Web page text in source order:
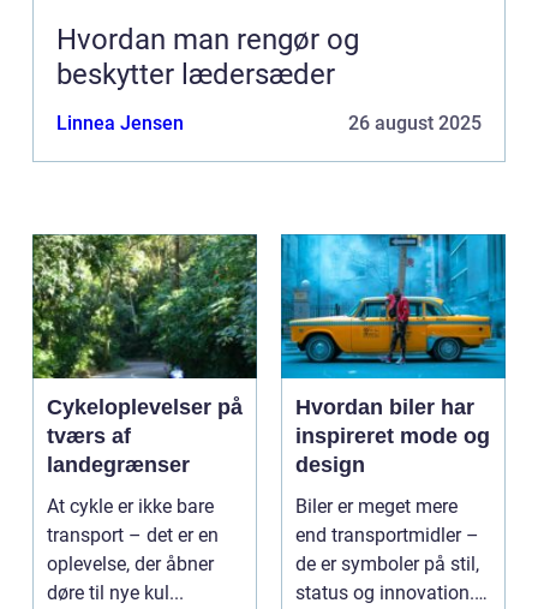
Hvordan man rengør og
beskytter lædersæder
Linnea Jensen 26 august 2025
Cykeloplevelser på
tværs af
landegrænser
At cykle er ikke bare
transport – det er en
oplevelse, der åbner
døre til nye kul...
Hvordan biler har
inspireret mode og
design
Biler er meget mere
end transportmidler –
de er symboler på stil,
status og innovation.